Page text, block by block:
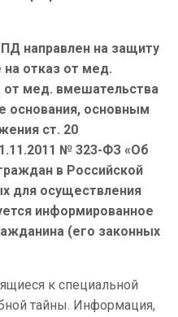
направлен на защиту
на отказ от мед.
от мед. вмешательства
основания, основным
ст. 20
№ 323-ФЗ «Об
в Российской
для осуществления
информированное
(его законных
к специальной
тайны. Информация,